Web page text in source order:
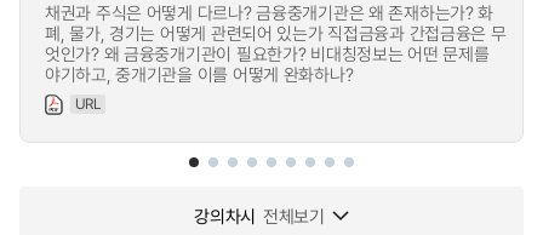
채권과 주식은 어떻게 다르나? 금융중개기관은 왜 존재하는가? 화
폐, 물가, 경기는 어떻게 관련되어 있는가 직접금융과 간접금융은 무
엇인가? 왜 금융중개기관이 필요한가? 비대칭정보는 어떤 문제를
야기하고, 중개기관을 이를 어떻게 완화하나?
URL
강의차시 전체보기